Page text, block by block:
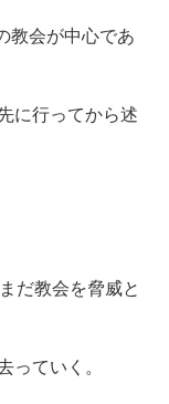
教会が中心であ
に行ってから述
だ教会を脅威と
っていく。